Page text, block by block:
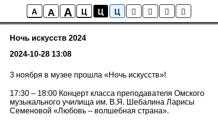
A A A Ц Ц Ц
События
Ночь искусств 2024
2024-10-28 13:08
3 ноября в музее прошла «Ночь искусств»!
17:30 – 18:00 Концерт класса преподавателя Омского
музыкального училища им. В.Я. Шебалина Ларисы
Семеновой «Любовь – волшебная страна».